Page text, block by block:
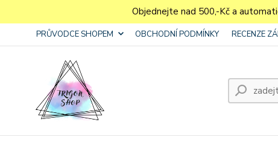
Objednejte nad 500,-Kč a
PRŮVODCE SHOPEM OBCHODNÍ PODMÍNKY RECENZE